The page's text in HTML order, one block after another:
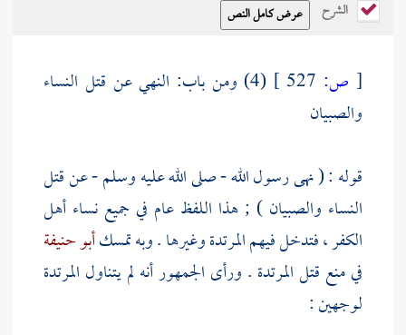
الشرح
[ ص:
(4) ومن باب: النهي عن قتل النساء
والصبيان
قوله : ( نهى رسول الله - صلى الله عليه وسلم - عن قتل
النساء والصبيان ) ; هذا اللفظ عام في جميع نساء أهل
الكفر ، فتدخل فيهم المرتدة وغيرها . وبه تمسكأبو حنيفة
في منع قتل المرتدة . ورأى الجمهور أنه لم يتناول المرتدة
لوجهين :